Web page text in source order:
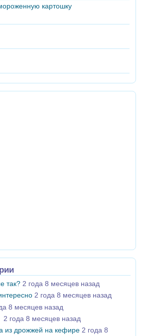
картошку
так? 2 года 8 месяцев назад
2 года 8 месяцев назад
8 месяцев назад
2 года 8 месяцев назад
из дрожжей на кефире 2 года 8